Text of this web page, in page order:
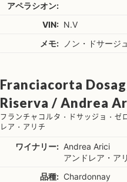
アペラシオン:
VIN: N.V
メモ:
ノン・ドサージ
Franciacorta
Riserva / Andrea
フランチャコルタ・ドサッジョ・
レア・アリチ
ワイナリー: Andrea Arici
アンドレア・ア
品種: Chardonnay